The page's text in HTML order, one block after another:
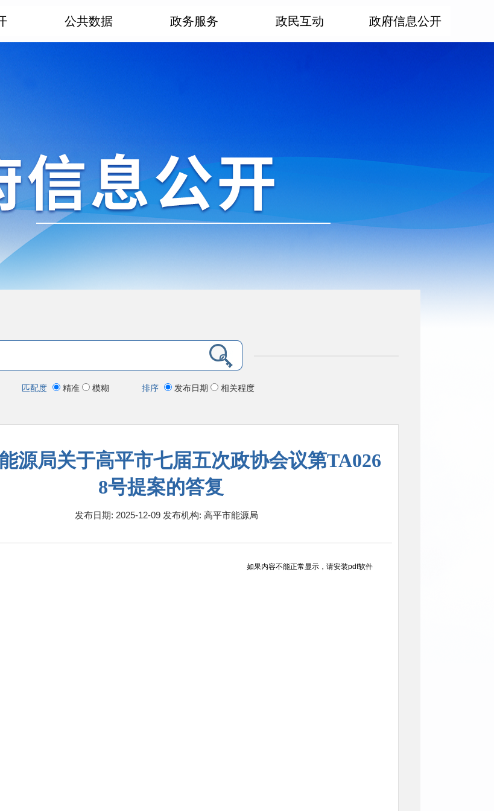
公共数据 政务服务 政民互动 政府信息公开
匹配度 精准 模糊 排序 发布日期 相关程度
源局关于高平市七届五次政协会议第TA026
8号提案的答复
发布日期: 2025-12-09 发布机构: 高平市能源局
如果内容不能正常显示，请安装pdf软件